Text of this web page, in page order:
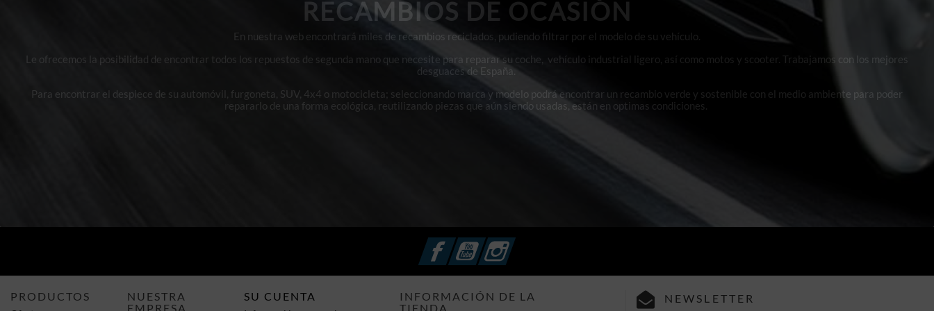
RECAMBIOS DE OCASIÓN
En nuestra web encontrará miles de recambios reciclados, pudiendo filtrar por el modelo de su vehículo.
Le ofrecemos la posibilidad de encontrar todos los repuestos de segunda mano que necesite para reparar su coche, vehículo industrial ligero, así como motos y scooter. Trabajamos con los mejores
desguaces de España.
Para encontrar el despiece de su automóvil, furgoneta, SUV, 4x4 o motocicleta; seleccionando marca y modelo podrá encontrar un recambio verde y sostenible con el medio ambiente para poder
repararlo de una forma ecológica, reutilizando piezas que aún siendo usadas, están en optimas condiciones.
FacebookYouTubeInstagram
PRODUCTOS
NUESTRA
EMPRESA
SU CUENTA
INFORMACIÓN DE LA
TIENDA
NEWSLETTER